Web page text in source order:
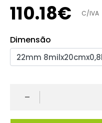
110.18€ C/IVA
Dimensão
-